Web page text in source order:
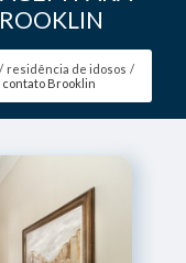
residência de idosos
Brooklin